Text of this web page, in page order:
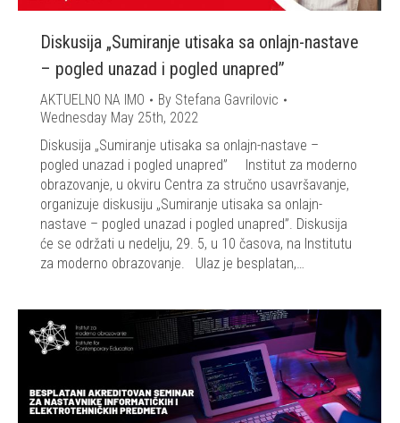
Diskusija „Sumiranje utisaka sa onlajn-nastave
– pogled unazad i pogled unapred”
AKTUELNO NA IMO By Stefana Gavrilovic
Wednesday May 25th, 2022
Diskusija „Sumiranje utisaka sa onlajn-nastave –
pogled unazad i pogled unapred” Institut za moderno
obrazovanje, u okviru Centra za stručno usavršavanje,
organizuje diskusiju „Sumiranje utisaka sa onlajn-
nastave – pogled unazad i pogled unapred”. Diskusija
će se održati u nedelju, 29. 5, u 10 časova, na Institutu
za moderno obrazovanje. Ulaz je besplatan,…